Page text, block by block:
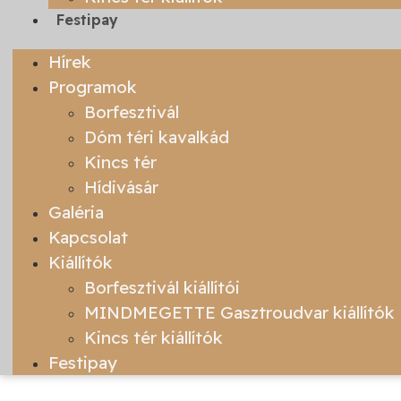
Festipay
Hírek
Programok
Borfesztivál
Dóm téri kavalkád
Kincs tér
Hídivásár
Galéria
Kapcsolat
Kiállítók
Borfesztivál kiállítói
MINDMEGETTE Gasztroudvar kiállítók
Kincs tér kiállítók
Festipay